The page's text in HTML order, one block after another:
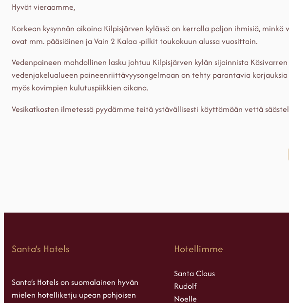
Hyvät vieraamme,
Korkean kysynnän aikoina Kilpisjärven kylässä on kerralla paljon ihmisiä,
ovat mm. pääsiäinen ja Vain 2 Kalaa -pilkit toukokuun alussa vuosittain.
Vedenpaineen mahdollinen lasku johtuu Kilpisjärven kylän sijainnista
vedenjakelualueen paineenriittävyysongelmaan on tehty parantavia
myös kovimpien kulutuspiikkien aikana.
Vesikatkosten ilmetessä pyydämme teitä ystävällisesti käyttämään vettä
Santa’s Hotels
Santa’s Hotels on suomalainen hyvän
mielen hotelliketju upean pohjoisen
Hotellimme
Santa Claus
Rudolf
Noelle